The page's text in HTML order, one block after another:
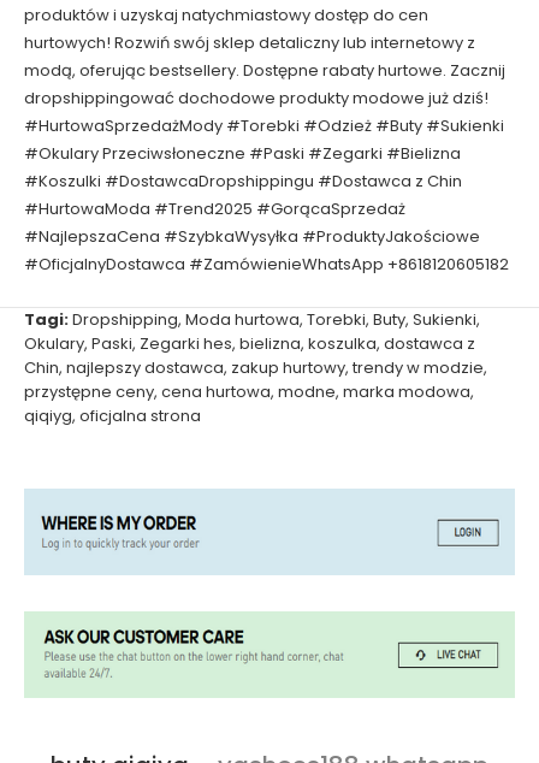
produktów i uzyskaj natychmiastowy dostęp do cen
hurtowych! Rozwiń swój sklep detaliczny lub internetowy z
modą, oferując bestsellery. Dostępne rabaty hurtowe. Zacznij
dropshippingować dochodowe produkty modowe już dziś!
#HurtowaSprzedażMody #Torebki #Odzież #Buty #Sukienki
#Okulary Przeciwsłoneczne #Paski #Zegarki #Bielizna
#Koszulki #DostawcaDropshippingu #Dostawca z Chin
#HurtowaModa #Trend2025 #GorącaSprzedaż
#NajlepszaCena #SzybkaWysyłka #ProduktyJakościowe
#OficjalnyDostawca #ZamówienieWhatsApp +8618120605182
Tagi:Dropshipping, Moda hurtowa, Torebki, Buty, Sukienki,
Okulary, Paski, Zegarki hes, bielizna, koszulka, dostawca z
Chin, najlepszy dostawca, zakup hurtowy, trendy w modzie,
przystępne ceny, cena hurtowa, modne, marka modowa,
qiqiyg, oficjalna strona